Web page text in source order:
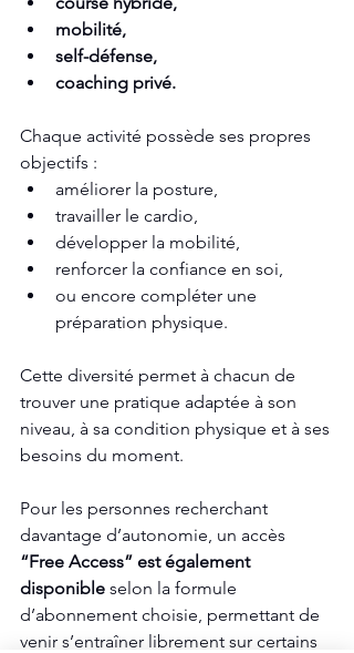
mobilité,
self-défense,
coaching privé.
Chaque activité possède ses propres
objectifs :
améliorer la posture,
travailler le cardio,
développer la mobilité,
renforcer la confiance en soi,
ou encore compléter une
préparation physique.
Cette diversité permet à chacun de
trouver une pratique adaptée à son
niveau, à sa condition physique et à ses
besoins du moment.
Pour les personnes recherchant
davantage d’autonomie, un accès
“Free Access” est également
disponible selon la formule
d’abonnement choisie, permettant de
venir s’entraîner librement sur certains